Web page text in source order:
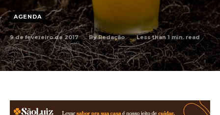
AGENDA
9 de fevereiro de 2017 By Redação Less than 1min. read